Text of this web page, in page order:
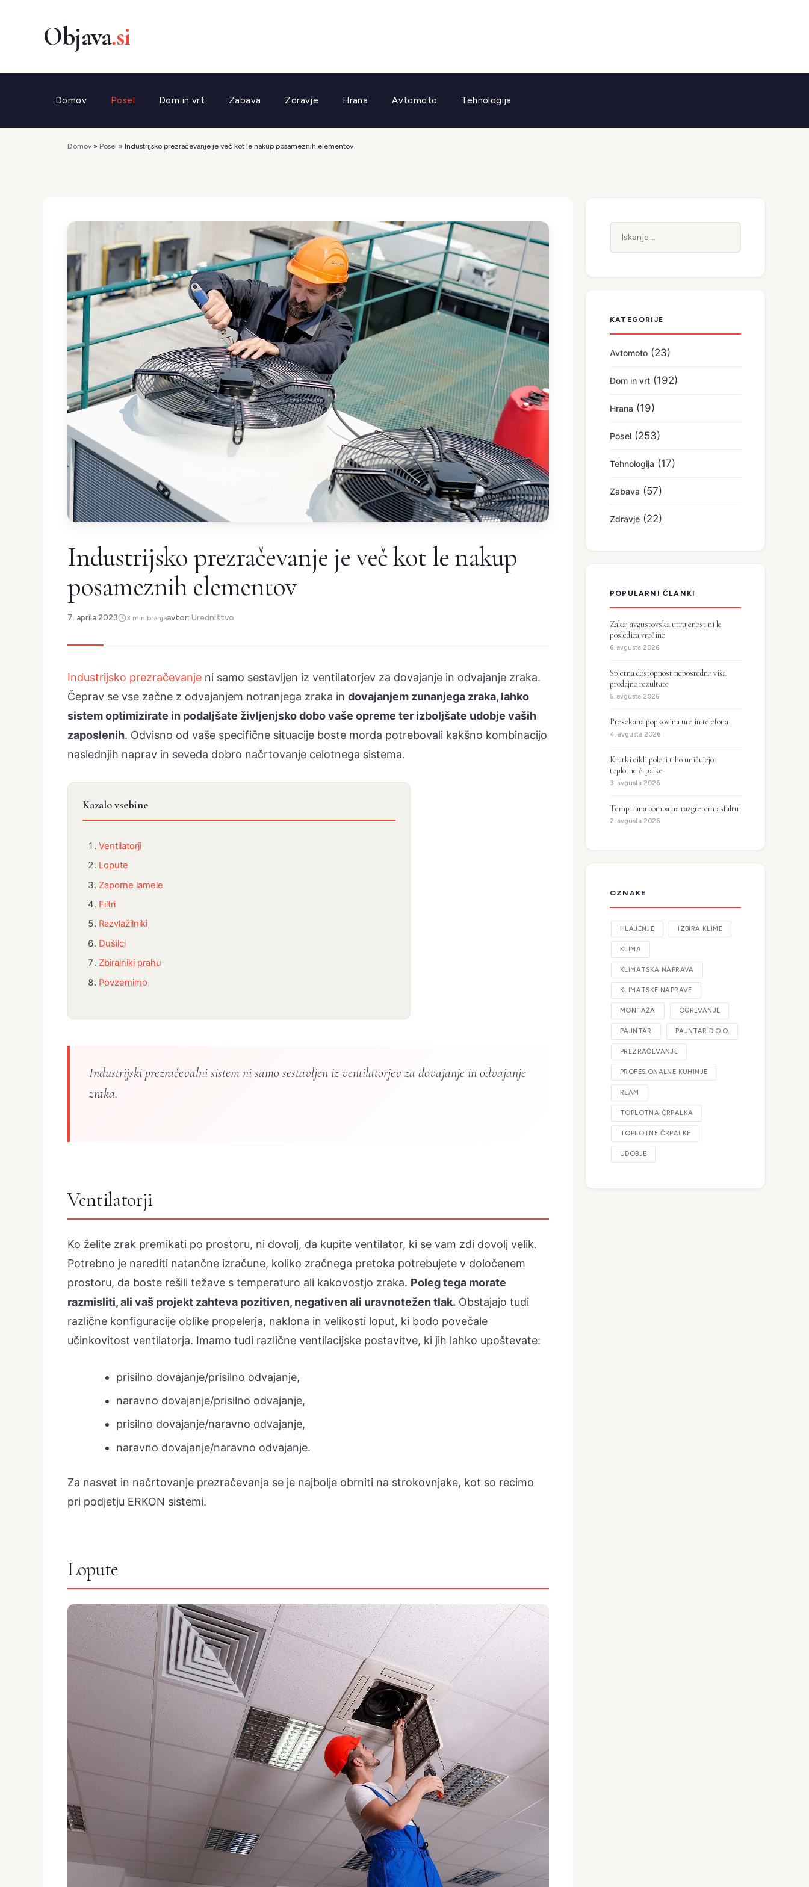
Domov Posel Dom in vrt Zabava Zdravje Hrana Avtomoto Tehnologija
Domov » Posel » Industrijsko prezračevanje je več kot le nakup posameznih elementov
Industrijsko prezračevanje je več kot le nakup
posameznih elementov
7. aprila 2023 3 min branjaavtor: Uredništvo
Industrijsko prezračevanje ni samo sestavljen iz ventilatorjev za dovajanje in odvajanje zraka.
Čeprav se vse začne z odvajanjem notranjega zraka in dovajanjem zunanjega zraka, lahko
sistem optimizirate in podaljšate življenjsko dobo vaše opreme ter izboljšate udobje vaših
zaposlenih. Odvisno od vaše specifične situacije boste morda potrebovali kakšno kombinacijo
naslednjih naprav in seveda dobro načrtovanje celotnega sistema.
Kazalo vsebine
Ventilatorji
Lopute
Zaporne lamele
Filtri
Razvlažilniki
Dušilci
Zbiralniki prahu
Povzemimo
Industrijski prezračevalni sistem ni samo sestavljen iz ventilatorjev za dovajanje in odvajanje
zraka.
Ventilatorji
Ko želite zrak premikati po prostoru, ni dovolj, da kupite ventilator, ki se vam zdi dovolj velik.
Potrebno je narediti natančne izračune, koliko zračnega pretoka potrebujete v določenem
prostoru, da boste rešili težave s temperaturo ali kakovostjo zraka. Poleg tega morate
razmisliti, ali vaš projekt zahteva pozitiven, negativen ali uravnotežen tlak. Obstajajo tudi
različne konfiguracije oblike propelerja, naklona in velikosti loput, ki bodo povečale
učinkovitost ventilatorja. Imamo tudi različne ventilacijske postavitve, ki jih lahko upoštevate:
prisilno dovajanje/prisilno odvajanje,
naravno dovajanje/prisilno odvajanje,
prisilno dovajanje/naravno odvajanje,
naravno dovajanje/naravno odvajanje.
Za nasvet in načrtovanje prezračevanja se je najbolje obrniti na strokovnjake, kot so recimo
pri podjetju ERKON sistemi.
Lopute
KATEGORIJE
Avtomoto (23)
Dom in vrt (192)
Hrana (19)
Posel (253)
Tehnologija (17)
Zabava (57)
Zdravje (22)
POPULARNI ČLANKI
Zakaj avgustovska utrujenost ni le
posledica vročine
6. avgusta 2026
Spletna dostopnost neposredno viša
prodajne rezultate
5. avgusta 2026
Presekana popkovina ure in telefona
4. avgusta 2026
Kratki cikli poleti tiho uničujejo
toplotne črpalke
3. avgusta 2026
Tempirana bomba na razgretem asfaltu
2. avgusta 2026
OZNAKE
HLAJENJE IZBIRA KLIME
KLIMA
KLIMATSKA NAPRAVA
KLIMATSKE NAPRAVE
MONTAŽA OGREVANJE
PAJNTAR PAJNTAR D.O.O.
PREZRAČEVANJE
PROFESIONALNE KUHINJE
REAM
TOPLOTNA ČRPALKA
TOPLOTNE ČRPALKE
UDOBJE